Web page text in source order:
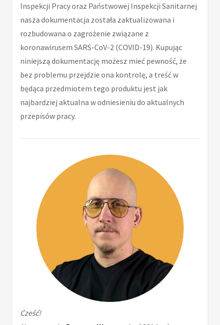
Inspekcji Pracy oraz Państwowej Inspekcji Sanitarnej
nasza dokumentacja została zaktualizowana i
rozbudowana o zagrożenie związane z
koronawirusem SARS-CoV-2 (COVID-19). Kupując
niniejszą dokumentację możesz mieć pewność, że
bez problemu przejdzie ona kontrolę, a treść w
będąca przedmiotem tego produktu jest jak
najbardziej aktualna w odniesieniu do aktualnych
przepisów pracy.
Cześć!